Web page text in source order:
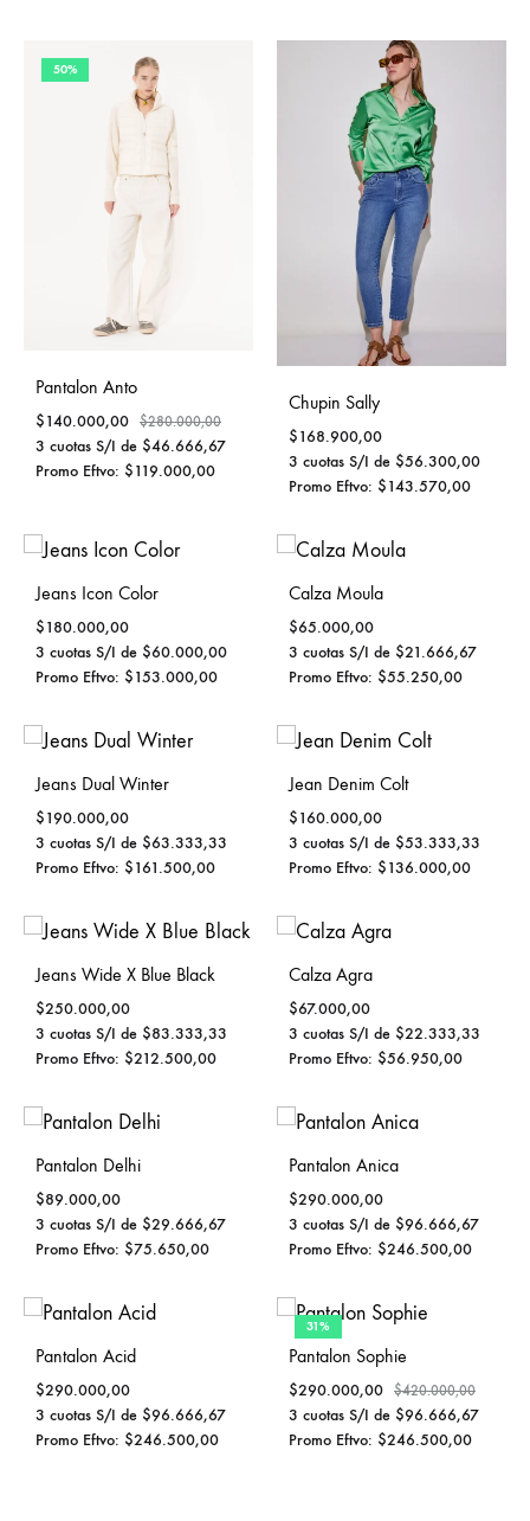
50%
Pantalon Anto
$140.000,00 $280.000,00
3 cuotas S/I de $46.666,67
Promo Eftvo: $119.000,00
Chupin Sally
$168.900,00
3 cuotas S/I de $56.300,00
Promo Eftvo: $143.570,00
Jeans Icon Color
$180.000,00
3 cuotas S/I de $60.000,00
Promo Eftvo: $153.000,00
Calza Moula
$65.000,00
3 cuotas S/I de $21.666,67
Promo Eftvo: $55.250,00
Jeans Dual Winter
$190.000,00
3 cuotas S/I de $63.333,33
Promo Eftvo: $161.500,00
Jean Denim Colt
$160.000,00
3 cuotas S/I de $53.333,33
Promo Eftvo: $136.000,00
Jeans Wide X Blue Black
$250.000,00
3 cuotas S/I de $83.333,33
Promo Eftvo: $212.500,00
Calza Agra
$67.000,00
3 cuotas S/I de $22.333,33
Promo Eftvo: $56.950,00
Pantalon Delhi
$89.000,00
3 cuotas S/I de $29.666,67
Promo Eftvo: $75.650,00
Pantalon Anica
$290.000,00
3 cuotas S/I de $96.666,67
Promo Eftvo: $246.500,00
Pantalon Acid
$290.000,00
3 cuotas S/I de $96.666,67
Promo Eftvo: $246.500,00
31%
Pantalon Sophie
$290.000,00 $420.000,00
3 cuotas S/I de $96.666,67
Promo Eftvo: $246.500,00